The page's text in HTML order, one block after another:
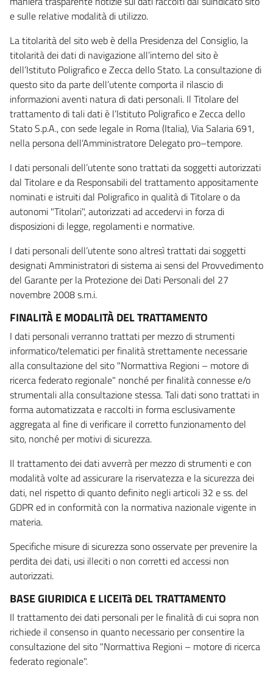
e sulle relative modalità di utilizzo.
La titolarità del sito web è della Presidenza del Consiglio, la
titolarità dei dati di navigazione all’interno del sito è
dell’Istituto Poligrafico e Zecca dello Stato. La consultazione di
questo sito da parte dell’utente comporta il rilascio di
informazioni aventi natura di dati personali. Il Titolare del
trattamento di tali dati è l’Istituto Poligrafico e Zecca dello
Stato S.p.A., con sede legale in Roma (Italia), Via Salaria 691,
nella persona dell’Amministratore Delegato pro–tempore.
I dati personali dell’utente sono trattati da soggetti autorizzati
dal Titolare e da Responsabili del trattamento appositamente
nominati e istruiti dal Poligrafico in qualità di Titolare o da
autonomi "Titolari", autorizzati ad accedervi in forza di
disposizioni di legge, regolamenti e normative.
I dati personali dell’utente sono altresì trattati dai soggetti
designati Amministratori di sistema ai sensi del Provvedimento
del Garante per la Protezione dei Dati Personali del 27
novembre 2008 s.m.i.
FINALITÀ E MODALITÀ DEL TRATTAMENTO
I dati personali verranno trattati per mezzo di strumenti
informatico/telematici per finalità strettamente necessarie
alla consultazione del sito "Normattiva Regioni – motore di
ricerca federato regionale" nonché per finalità connesse e/o
strumentali alla consultazione stessa. Tali dati sono trattati in
forma automatizzata e raccolti in forma esclusivamente
aggregata al fine di verificare il corretto funzionamento del
sito, nonché per motivi di sicurezza.
Il trattamento dei dati avverrà per mezzo di strumenti e con
modalità volte ad assicurare la riservatezza e la sicurezza dei
dati, nel rispetto di quanto definito negli articoli 32 e ss. del
GDPR ed in conformità con la normativa nazionale vigente in
materia.
Specifiche misure di sicurezza sono osservate per prevenire la
perdita dei dati, usi illeciti o non corretti ed accessi non
autorizzati.
BASE GIURIDICA E LICEITà DEL TRATTAMENTO
Il trattamento dei dati personali per le finalità di cui sopra non
richiede il consenso in quanto necessario per consentire la
consultazione del sito "Normattiva Regioni – motore di ricerca
federato regionale".